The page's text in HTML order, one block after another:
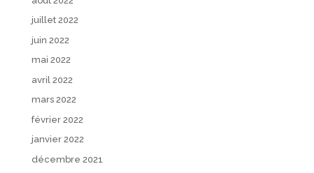
juillet 2022
juin 2022
mai 2022
avril 2022
mars 2022
février 2022
janvier 2022
décembre 2021